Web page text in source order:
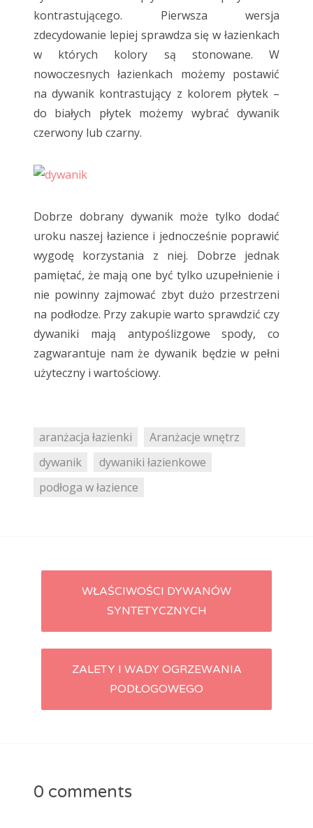
kontrastującego. Pierwsza wersja
zdecydowanie lepiej sprawdza się w łazienkach
w których kolory są stonowane. W
nowoczesnych łazienkach możemy postawić
na dywanik kontrastujący z kolorem płytek –
do białych płytek możemy wybrać dywanik
czerwony lub czarny.
Dobrze dobrany dywanik może tylko dodać
uroku naszej łazience i jednocześnie poprawić
wygodę korzystania z niej. Dobrze jednak
pamiętać, że mają one być tylko uzupełnienie i
nie powinny zajmować zbyt dużo przestrzeni
na podłodze. Przy zakupie warto sprawdzić czy
dywaniki mają antypoślizgowe spody, co
zagwarantuje nam że dywanik będzie w pełni
użyteczny i wartościowy.
aranżacja łazienki
Aranżacje wnętrz
dywanik
dywaniki łazienkowe
podłoga w łazience
Post navigation
WŁAŚCIWOŚCI DYWANÓW
SYNTETYCZNYCH
ZALETY I WADY OGRZEWANIA
PODŁOGOWEGO
0 comments